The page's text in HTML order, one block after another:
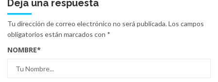
Deja una respuesta
Tu dirección de correo electrónico no será publicada.Los campos
obligatorios están marcados con *
NOMBRE*